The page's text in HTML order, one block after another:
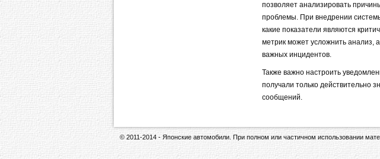
позволяет анализировать
проблемы. При внедрении
какие показатели являются
метрик может усложнить анализ,
важных инцидентов.
Также важно настроить
получали только действительно
сообщений.
© 2011-2014 - Японские автомобили. При полном или частичном использовании